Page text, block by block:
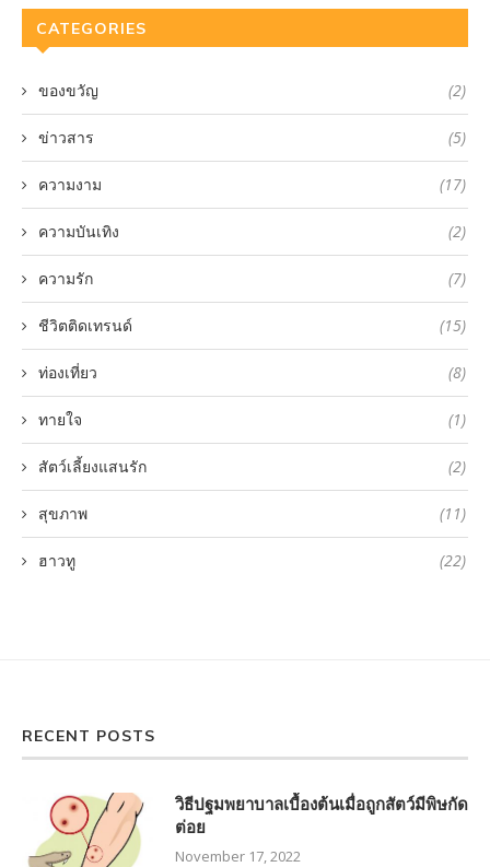
CATEGORIES
ของขวัญ (2)
ข่าวสาร (5)
ความงาม (17)
ความบันเทิง (2)
ความรัก (7)
ชีวิตติดเทรนด์ (15)
ท่องเที่ยว (8)
ทายใจ (1)
สัตว์เลี้ยงแสนรัก (2)
สุขภาพ (11)
ฮาวทู (22)
RECENT POSTS
วิธีปฐมพยาบาลเบื้องต้นเมื่อถูกสัตว์มีพิษกัด
ต่อย
November 17, 2022